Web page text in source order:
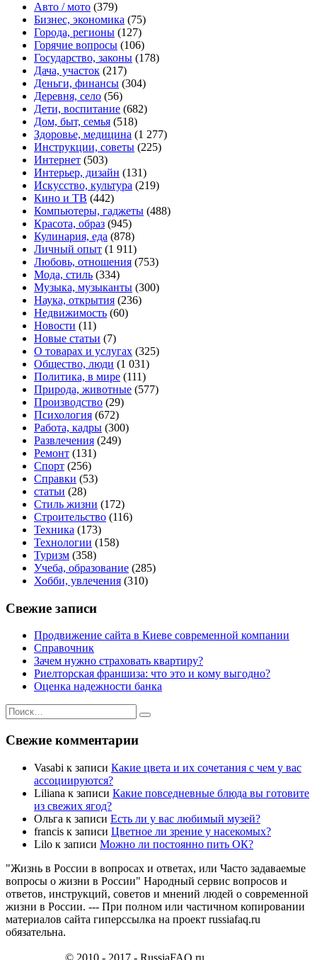
Авто / мото (379)
Бизнес, экономика (75)
Города, регионы (127)
Горячие вопросы (106)
Государство, законы (178)
Дача, участок (217)
Деньги, финансы (304)
Деревня, село (56)
Дети, воспитание (682)
Дом, быт, семья (518)
Здоровье, медицина (1 277)
Инструкции, советы (225)
Интернет (503)
Интерьер, дизайн (131)
Искусство, культура (219)
Кино и ТВ (442)
Компьютеры, гаджеты (488)
Красота, образ (945)
Кулинария, еда (878)
Личный опыт (1 911)
Любовь, отношения (753)
Мода, стиль (334)
Музыка, музыканты (300)
Наука, открытия (236)
Недвижимость (60)
Новости (11)
Новые статьи (7)
О товарах и услугах (325)
Общество, люди (1 031)
Политика, в мире (111)
Природа, животные (577)
Производство (29)
Психология (672)
Работа, кадры (300)
Развлечения (249)
Ремонт (131)
Спорт (256)
Справки (53)
статьи (28)
Стиль жизни (172)
Строительство (116)
Техника (173)
Технологии (158)
Туризм (358)
Учеба, образование (285)
Хобби, увлечения (310)
Свежие записи
Продвижение сайта в Киеве современной компании
Справочник
Зачем нужно страховать квартиру?
Риелторская франшиза: что это и кому выгодно?
Оценка надежности банка
Искать:
Поиск
Свежие комментарии
Vasabi к записи Какие цвета и их сочетания с чем у вас
ассоциируются?
Liliana к записи Какие повседневные блюда вы готовите
из свежих ягод?
Ольга к записи Есть ли у вас любимый музей?
francis к записи Цветное ли зрение у насекомых?
Lilo к записи Можно ли постоянно пить ОК?
"Жизнь в России в вопросах и ответах, или Часто задаваемые
вопросы о жизни в России" Народный сервис вопросов и
ответов, инструкций, советов и мнений людей о современной
жизни в России. --- При полном или частичном копировании
материалов сайта гиперссылка на проект russiafaq.ru
обязательна.
© 2010 - 2017 - RussiaFAQ.ru